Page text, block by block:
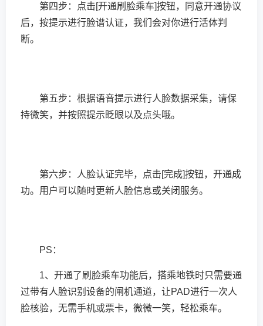
第四步：点击[开通刷脸乘车]按钮，同意开通协议
后，按提示进行脸谱认证，我们会对你进行活体判
断。
第五步：根据语音提示进行人脸数据采集，请保
持微笑，并按照提示眨眼以及点头哦。
第六步：人脸认证完毕，点击[完成]按钮，开通成
功。用户可以随时更新人脸信息或关闭服务。
PS：
1、开通了刷脸乘车功能后，搭乘地铁时只需要通
过带有人脸识别设备的闸机通道，让PAD进行一次人
脸核验，无需手机或票卡，微微一笑，轻松乘车。